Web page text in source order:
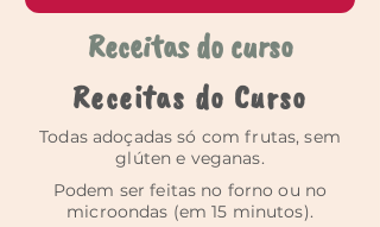
Receitas do curso
Receitas do Curso
Todas adoçadas só com frutas, sem
glúten e veganas.
Podem ser feitas no forno ou no
microondas (em 15 minutos).